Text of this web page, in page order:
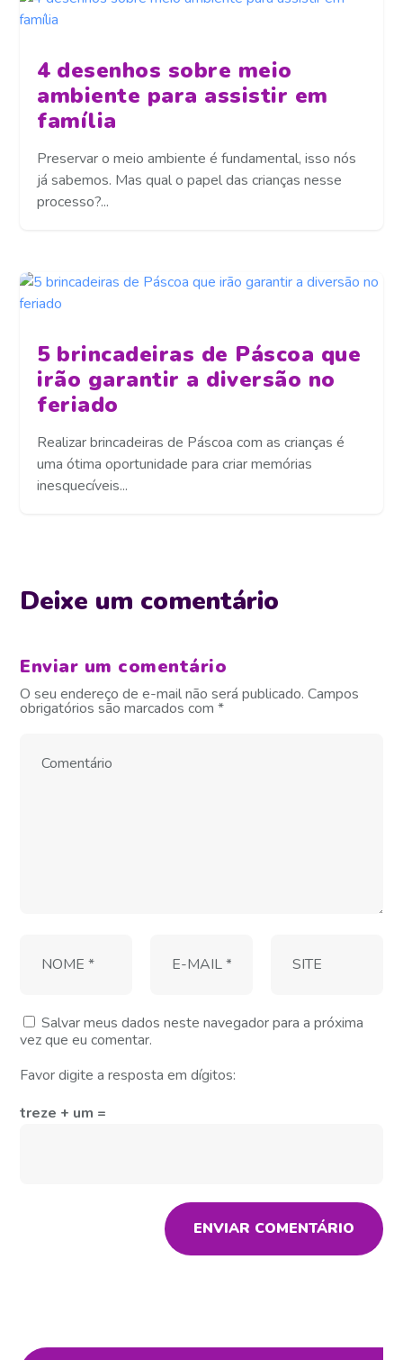
4 desenhos sobre meio
ambiente para assistir em
família
Preservar o meio ambiente é fundamental, isso nós
já sabemos. Mas qual o papel das crianças nesse
processo?...
5 brincadeiras de Páscoa que
irão garantir a diversão no
feriado
Realizar brincadeiras de Páscoa com as crianças é
uma ótima oportunidade para criar memórias
inesquecíveis...
Deixe um comentário
Enviar um comentário
O seu endereço de e-mail não será publicado. Campos
obrigatórios são marcados com*
Salvar meus dados neste navegador para a próxima
vez que eu comentar.
Favor digite a resposta em dígitos:
treze + um =
ENVIAR COMENTÁRIO